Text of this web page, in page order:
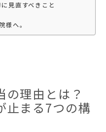
見直すべきこと
様へ。
の理由とは？
止まる7つの構